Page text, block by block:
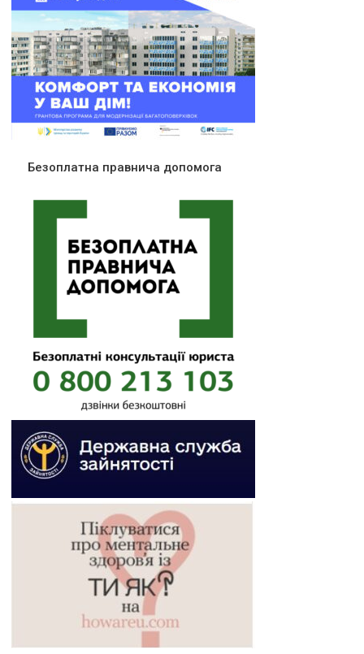
Безоплатна правнича допомога